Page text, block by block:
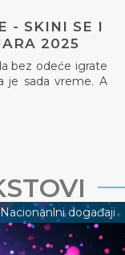
- SKINI SE I
2025
bez odeće igrate
je sada vreme. A
Nacionanlni događaji